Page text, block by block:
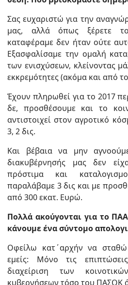
Σας ευχαριστώ για την
μας, αλλά όπως ξέρετε
καταφέραμε δεν ήταν ούτε
Εξασφαλίσαμε την ομαλή
των ενισχύσεων, κλείνοντας
εκκρεμότητες (ακόμα και από
Έχουν πληρωθεί για το 2017
δε, προσθέσουμε και το
αντιστοιχεί στον αγροτικό
3, 2 δις.
Και βέβαια να μην
διακυβέρνησής μας δεν
πρόστιμα και
παραλάβαμε 3 δις και με
από 300 εκατ. Ευρώ.
Πολλά ακούγονται για το
κάνουμε ένα σύντομο
Οφείλω κατ΄αρχήν να
εμείς: Μόνο τις
διαχείριση των
κυβερνήσεων τόσο του ΠΑΣΟΚ